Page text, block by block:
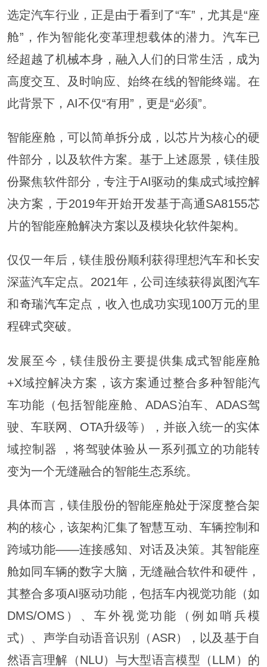
选定汽车行业，正是由于看到了“车”，尤其是“座
舱”，作为智能化变革理想载体的潜力。汽车已
经超越了机械本身，融入人们的日常生活，成为
高度交互、及时响应、始终在线的智能终端。在
此背景下，AI不仅“有用”，更是“必须”。
智能座舱，可以简单拆分成，以芯片为核心的硬
件部分，以及软件方案。基于上述愿景，镁佳股
份聚焦软件部分，专注于AI驱动的集成式域控解
决方案，于2019年开始开发基于高通SA8155芯
片的智能座舱解决方案以及模块化软件架构。
仅仅一年后，镁佳股份顺利获得理想汽车和长安
深蓝汽车定点。2021年，公司连续获得岚图汽车
和奇瑞汽车定点，收入也成功实现100万元的里
程碑式突破。
发展至今，镁佳股份主要提供集成式智能座舱
+X域控解决方案，该方案通过整合多种智能汽
车功能（包括智能座舱、ADAS泊车、ADAS驾
驶、车联网、OTA升级等），并嵌入统一的实体
域控制器 ，将驾驶体验从一系列孤立的功能转
变为一个无缝融合的智能生态系统。
具体而言，镁佳股份的智能座舱处于深度整合架
构的核心，该架构汇集了智慧互动、车辆控制和
跨域功能——连接感知、对话及决策。其智能座
舱如同车辆的数字大脑，无缝融合软件和硬件，
其整合多项AI驱动功能，包括车内视觉功能（如
DMS/OMS）、车外视觉功能（例如哨兵模
式）、声学自动语音识别（ASR），以及基于自
然语言理解（NLU）与大型语言模型（LLM）的